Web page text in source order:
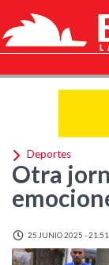
Deportes
Otra
25 JUNIO 2025 - 21:51